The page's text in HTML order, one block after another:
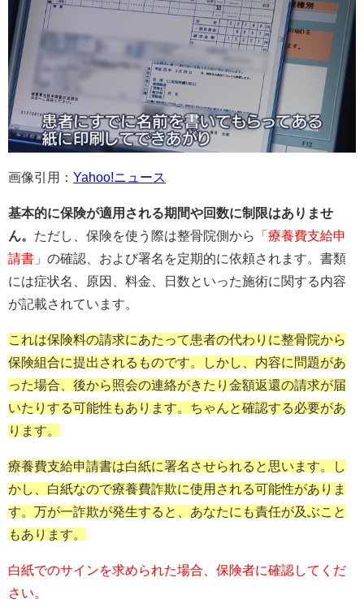
画像引用： Yahoo!ニュース
基本的に保険が適用される期間や回数に制限はありませ
ん。 ただし、保険を使う際は整骨院側から
「療養費支給申
請書」 の確認、および署名を定期的に依頼されます。書類
には症状名、原因、料金、日数といった施術に関する内容
が記載されています。
これは保険料の請求にあたって患者の代わりに整骨院から
保険組合に提出されるものです。しかし、内容に問題があ
った場合、後から照会の連絡がきたり金額返還の請求が届
いたりする可能性もあります。ちゃんと確認する必要があ
ります。
療養費支給申請書は白紙に署名させられると思います。し
かし、白紙なので療養費詐欺に使用される可能性がありま
す。万が一詐欺が発生すると、あなたにも責任が及ぶこと
もあります。
白紙でのサインを求められた場合、保険者に確認してくだ
さい。